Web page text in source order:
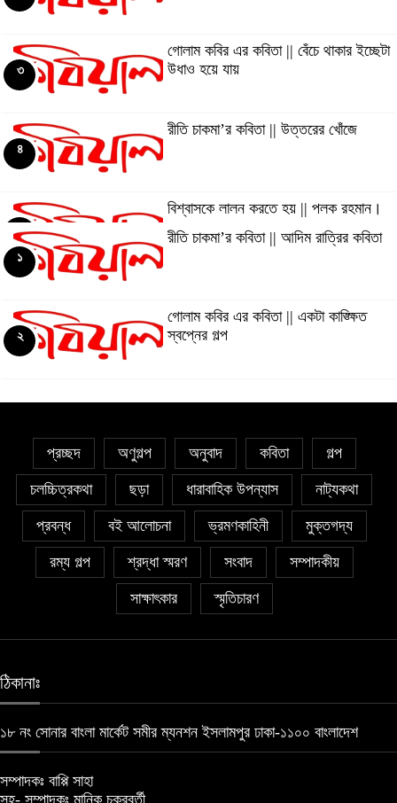
গোলাম কবির এর কবিতা || বেঁচে থাকার ইচ্ছেটা
উধাও হয়ে যায়
৩
রীতি চাকমা’র কবিতা || উত্তরের খোঁজে
৪
বিশ্বাসকে লালন করতে হয় || পলক রহমান।
সাঈদা আজিজ চৌধুরী’র কবিতা || কফিনে চেয়ে
ভারী
সাকিব রাজু’র কবিতা || বিশ্বকাপের উন্মাদনা
৯
৫ জুলাই কবি, সংগঠক ও সম্পাদক বাপ্পি সাহা’র
রীতি চাকমা’র কবিতা || আদিম রাত্রির কবিতা
১
গোলাম কবির এর কবিতা || একটা কাঙ্ক্ষিত
স্বপ্নের গল্প
২
প্রচ্ছদ অণুগল্প অনুবাদ কবিতা গল্প
চলচ্চিত্রকথা ছড়া ধারাবাহিক উপন্যাস নাট্যকথা
প্রবন্ধ বই আলোচনা ভ্রমণকাহিনী মুক্তগদ্য
রম্য গল্প শ্রদ্ধা স্মরণ সংবাদ সম্পাদকীয়
সাক্ষাৎকার স্মৃতিচারণ
ঠিকানাঃ
১৮ নং সোনার বাংলা মার্কেট সমীর ম্যনশন ইসলামপুর ঢাকা-১১০০ বাংলাদেশ
সম্পাদকঃ বাপ্পি সাহা